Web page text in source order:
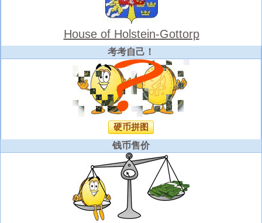
House of Holstein-Gottorp
考考自己！
硬币拼图
钱币售价